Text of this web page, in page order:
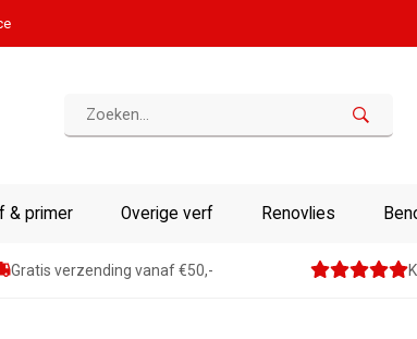
& primer Overige verf Renovlies
Gratis verzending vanaf €50,-